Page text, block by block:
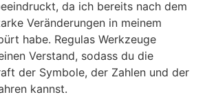
da ich bereits nach dem
Veränderungen in meinem
habe. Regulas Werkzeuge
Verstand, sodass du die
der Symbole, der Zahlen und der
kannst.